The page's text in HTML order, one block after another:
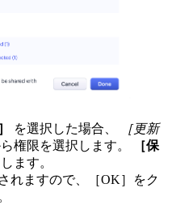
を選択した場合、
［更新
権限を選択します。
［保
ます。
れますので、［OK］をク